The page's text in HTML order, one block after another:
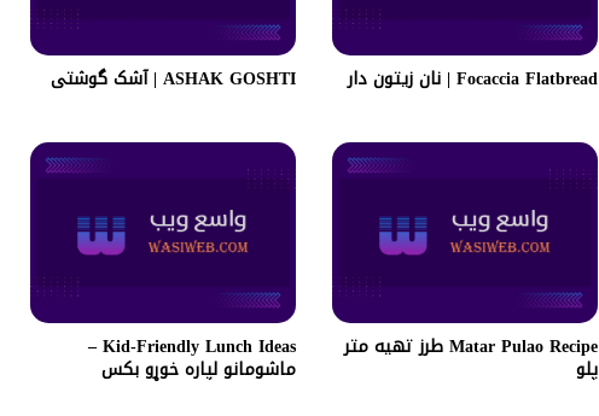
Focaccia Flatbread | نان زیتون دار ASHAK GOSHTI | آشک گوشتی
Matar Pulao Recipe طرز تهیه متر
پلو
Kid-Friendly Lunch Ideas –
ماشومانو لپاره خوړو بکس